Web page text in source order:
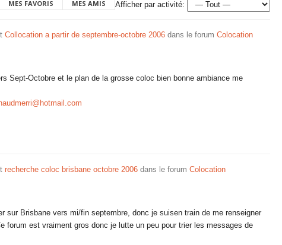
MES FAVORIS MES AMIS Afficher par activité:
Collocation a partir de septembre-octobre 2006 dans le forum Colocation
Sept-Octobre et le plan de la grosse coloc bien bonne ambiance me
recherche coloc brisbane octobre 2006 dans le forum Colocation
sur Brisbane vers mi/fin septembre, donc je suisen train de me renseigner
forum est vraiment gros donc je lutte un peu pour trier les messages de